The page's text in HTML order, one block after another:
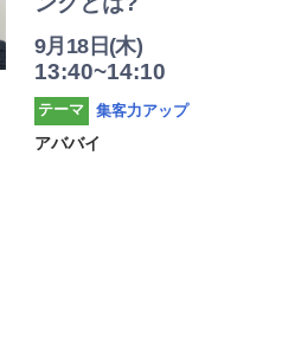
9月18日(木)
13:40~14:10
テーマ
集客力アップ
アババイ